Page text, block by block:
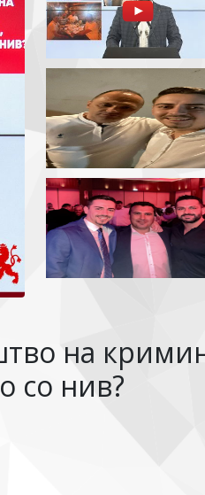
на
со нив?